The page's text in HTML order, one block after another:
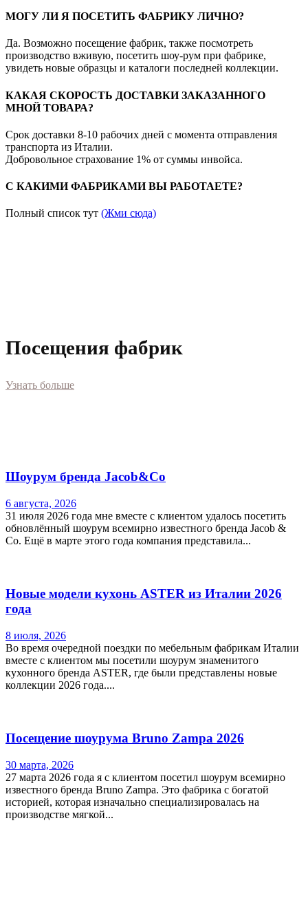
МОГУ ЛИ Я ПОСЕТИТЬ ФАБРИКУ ЛИЧНО?
Да. Возможно посещение фабрик, также посмотреть
производство вживую, посетить шоу-рум при фабрике,
увидеть новые образцы и каталоги последней коллекции.
КАКАЯ СКОРОСТЬ ДОСТАВКИ ЗАКАЗАННОГО
МНОЙ ТОВАРА?
Срок доставки 8-10 рабочих дней с момента отправления
транспорта из Италии.
Добровольное страхование 1% от суммы инвойса.
С КАКИМИ ФАБРИКАМИ ВЫ РАБОТАЕТЕ?
Полный список тут (Жми сюда)
Посещения фабрик
Узнать больше
Шоурум бренда Jacob&Co
6 августа, 2026
31 июля 2026 года мне вместе с клиентом удалось посетить
обновлённый шоурум всемирно известного бренда Jacob &
Co. Ещё в марте этого года компания представила...
Новые модели кухонь ASTER из Италии 2026
года
8 июля, 2026
Во время очередной поездки по мебельным фабрикам Италии
вместе с клиентом мы посетили шоурум знаменитого
кухонного бренда ASTER, где были представлены новые
коллекции 2026 года....
Посещение шоурума Bruno Zampa 2026
30 марта, 2026
27 марта 2026 года я с клиентом посетил шоурум всемирно
известного бренда Bruno Zampa. Это фабрика с богатой
историей, которая изначально специализировалась на
производстве мягкой...